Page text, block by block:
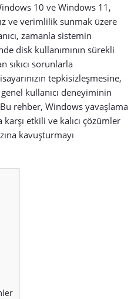
10 ve Windows 11,
ve verimlilik sunmak üzere
zamanla sistemin
disk kullanımının sürekli
sıkıcı sorunlarla
tepkisizleşmesine,
kullanıcı deneyiminin
rehber, Windows yavaşlama
etkili ve kalıcı çözümler
kavuşturmayı